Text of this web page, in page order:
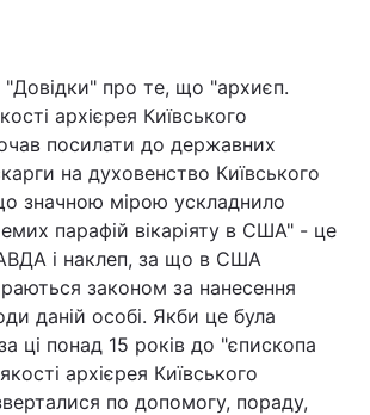
про те, що "архиєп.
архієрея Київського
посилати до державних
на духовенство Київського
значною мірою ускладнило
парафій вікаріяту в США" - це
і наклеп, за що в США
законом за нанесення
даній особі. Якби це була
ці понад 15 років до "єпископа
архієрея Київського
по допомогу, пораду,